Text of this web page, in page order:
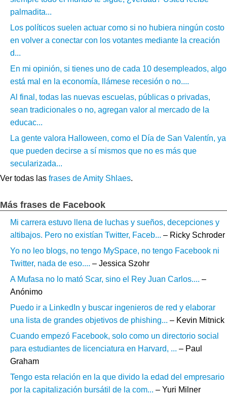
palmadita...
Los políticos suelen actuar como si no hubiera ningún costo
en volver a conectar con los votantes mediante la creación
d...
En mi opinión, si tienes uno de cada 10 desempleados, algo
está mal en la economía, llámese recesión o no....
Al final, todas las nuevas escuelas, públicas o privadas,
sean tradicionales o no, agregan valor al mercado de la
educac...
La gente valora Halloween, como el Día de San Valentín, ya
que pueden decirse a sí mismos que no es más que
secularizada...
Ver todas las frases de Amity Shlaes.
Más frases de Facebook
Mi carrera estuvo llena de luchas y sueños, decepciones y
altibajos. Pero no existían Twitter, Faceb... – Ricky Schroder
Yo no leo blogs, no tengo MySpace, no tengo Facebook ni
Twitter, nada de eso.... – Jessica Szohr
A Mufasa no lo mató Scar, sino el Rey Juan Carlos.... –
Anónimo
Puedo ir a LinkedIn y buscar ingenieros de red y elaborar
una lista de grandes objetivos de phishing... – Kevin Mitnick
Cuando empezó Facebook, solo como un directorio social
para estudiantes de licenciatura en Harvard, ... – Paul
Graham
Tengo esta relación en la que divido la edad del empresario
por la capitalización bursátil de la com... – Yuri Milner